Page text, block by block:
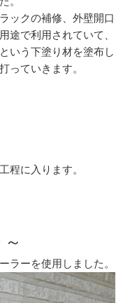
ックの補修、外壁開口
途で利用されていて、
いう下塗り材を塗布し
っていきます。
程に入ります。
ラーを使用しました。